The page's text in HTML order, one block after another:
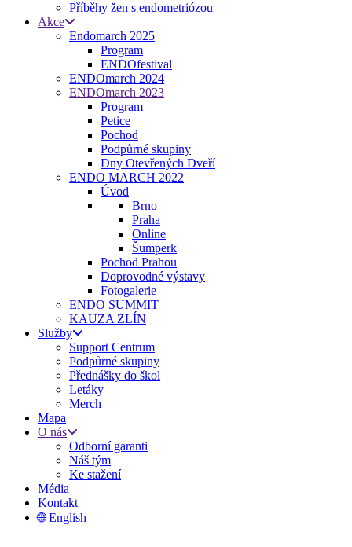
Příběhy žen s endometriózou
Akce
Endomarch 2025
Program
ENDOfestival
ENDOmarch 2024
ENDOmarch 2023
Program
Petice
Pochod
Podpůrné skupiny
Dny Otevřených Dveří
ENDO MARCH 2022
Úvod
Brno
Praha
Online
Šumperk
Pochod Prahou
Doprovodné výstavy
Fotogalerie
ENDO SUMMIT
KAUZA ZLÍN
Služby
Support Centrum
Podpůrné skupiny
Přednášky do škol
Letáky
Merch
Mapa
O nás
Odborní garanti
Náš tým
Ke stažení
Média
Kontakt
🌐 English